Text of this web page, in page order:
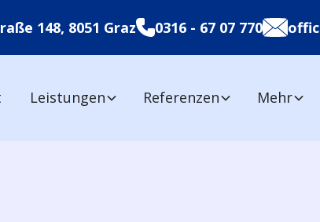
148, 8051 Graz 0316 - 67 07 770
Leistungen Referenzen Mehr